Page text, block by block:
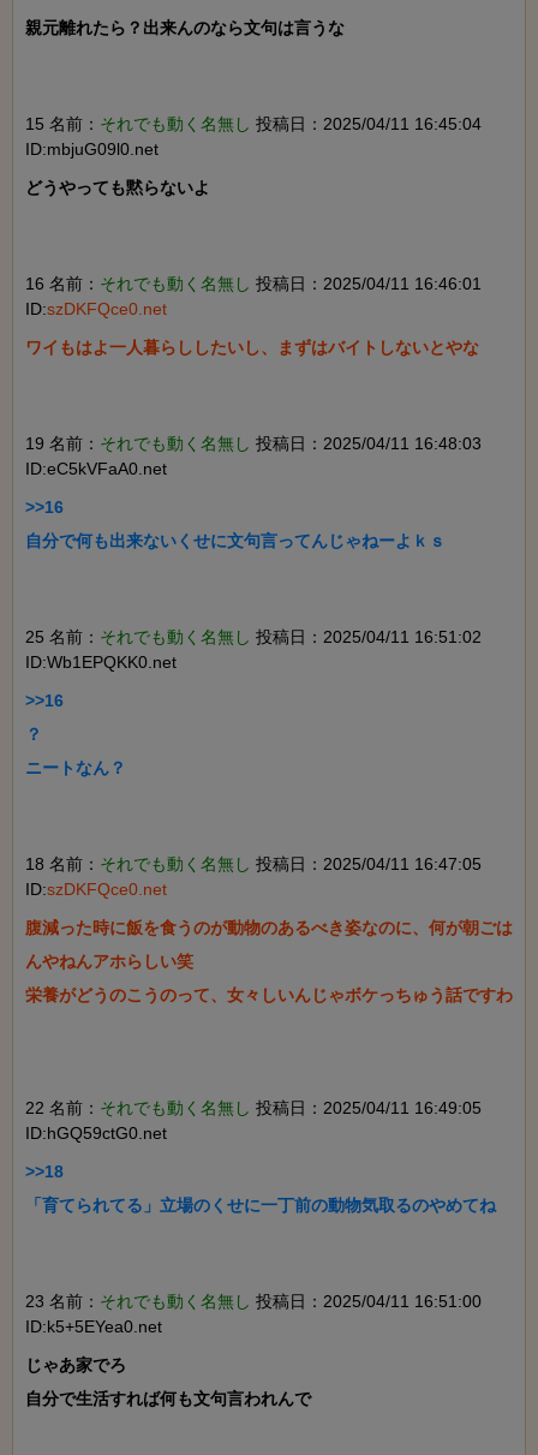
親元離れたら？出来んのなら文句は言うな
15 名前： それでも動く名無し 投稿日：2025/04/11 16:45:04
ID:mbjuG09l0.net
どうやっても黙らないよ
16 名前： それでも動く名無し 投稿日：2025/04/11 16:46:01
ID:szDKFQce0.net
ワイもはよ一人暮らししたいし、まずはバイトしないとやな
19 名前： それでも動く名無し 投稿日：2025/04/11 16:48:03
ID:eC5kVFaA0.net
>>16
自分で何も出来ないくせに文句言ってんじゃねーよｋｓ
25 名前： それでも動く名無し 投稿日：2025/04/11 16:51:02
ID:Wb1EPQKK0.net
>>16
？
ニートなん？
18 名前： それでも動く名無し 投稿日：2025/04/11 16:47:05
ID:szDKFQce0.net
腹減った時に飯を食うのが動物のあるべき姿なのに、何が朝ごは
んやねんアホらしい笑
栄養がどうのこうのって、女々しいんじゃボケっちゅう話ですわ
22 名前： それでも動く名無し 投稿日：2025/04/11 16:49:05
ID:hGQ59ctG0.net
>>18
「育てられてる」立場のくせに一丁前の動物気取るのやめてね
23 名前： それでも動く名無し 投稿日：2025/04/11 16:51:00
ID:k5+5EYea0.net
じゃあ家でろ
自分で生活すれば何も文句言われんで